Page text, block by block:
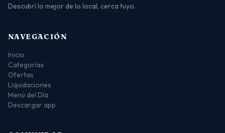
Descubrí lo mejor de lo local, cerca tuyo.
NAVEGACIÓN
Inicio
Categorías
Ofertas
Liquidaciones
Menú del Día
Descargar app